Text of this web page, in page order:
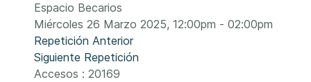
Espacio Becarios
Miércoles 26 Marzo 2025, 12:00pm - 02:00pm
Repetición Anterior
Siguiente Repetición
Accesos : 20169